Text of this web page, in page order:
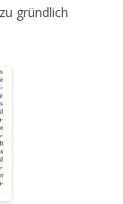
gründlich